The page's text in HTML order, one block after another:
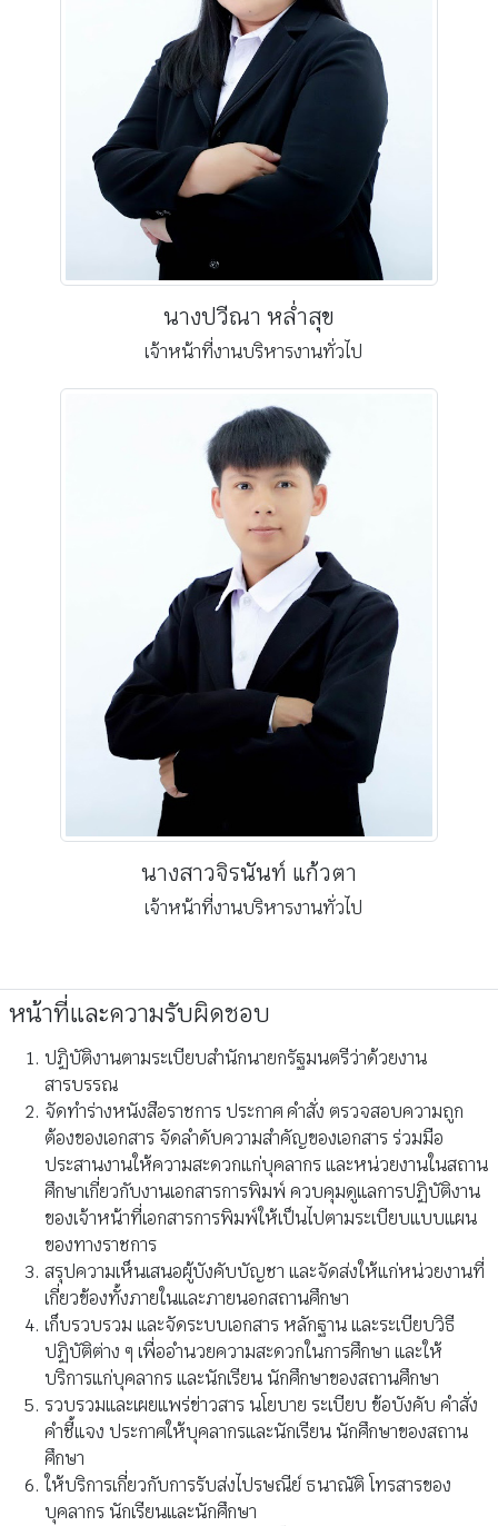
นางปวีณา หล่ำสุข
เจ้าหน้าที่งานบริหารงานทั่วไป
นางสาวจิรนันท์ แก้วตา
เจ้าหน้าที่งานบริหารงานทั่วไป
หน้าที่และความรับผิดชอบ
ปฏิบัติงานตามระเบียบสำนักนายกรัฐมนตรีว่าด้วยงาน
สารบรรณ
จัดทำร่างหนังสือราชการ ประกาศ คำสั่ง ตรวจสอบความถูก
ต้องของเอกสาร จัดลำดับความสำคัญของเอกสาร ร่วมมือ
ประสานงานให้ความสะดวกแก่บุคลากร และหน่วยงานในสถาน
ศึกษาเกี่ยวกับงานเอกสารการพิมพ์ ควบคุมดูแลการปฏิบัติงาน
ของเจ้าหน้าที่เอกสารการพิมพ์ให้เป็นไปตามระเบียบแบบแผน
ของทางราชการ
สรุปความเห็นเสนอผู้บังคับบัญชา และจัดส่งให้แก่หน่วยงานที่
เกี่ยวข้องทั้งภายในและภายนอกสถานศึกษา
เก็บรวบรวม และจัดระบบเอกสาร หลักฐาน และระเบียบวิธี
ปฏิบัติต่าง ๆ เพื่ออำนวยความสะดวกในการศึกษา และให้
บริการแก่บุคลากร และนักเรียน นักศึกษาของสถานศึกษา
รวบรวมและเผยแพร่ข่าวสาร นโยบาย ระเบียบ ข้อบังคับ คำสั่ง
คำชี้แจง ประกาศให้บุคลากรและนักเรียน นักศึกษาของสถาน
ศึกษา
ให้บริการเกี่ยวกับการรับส่งไปรษณีย์ ธนาณัติ โทรสารของ
บุคลากร นักเรียนและนักศึกษา